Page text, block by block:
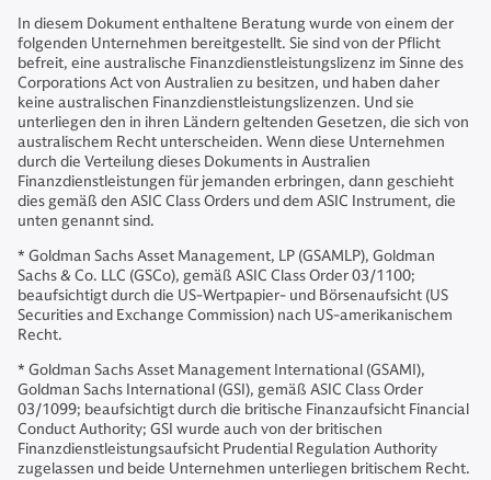
In diesem Dokument enthaltene Beratung wurde von einem der
folgenden Unternehmen bereitgestellt. Sie sind von der Pflicht
befreit, eine australische Finanzdienstleistungslizenz im Sinne des
Corporations Act von Australien zu besitzen, und haben daher
keine australischen Finanzdienstleistungslizenzen. Und sie
unterliegen den in ihren Ländern geltenden Gesetzen, die sich von
australischem Recht unterscheiden. Wenn diese Unternehmen
durch die Verteilung dieses Dokuments in Australien
Finanzdienstleistungen für jemanden erbringen, dann geschieht
dies gemäß den ASIC Class Orders und dem ASIC Instrument, die
unten genannt sind.
* Goldman Sachs Asset Management, LP (GSAMLP), Goldman
Sachs & Co. LLC (GSCo), gemäß ASIC Class Order 03/1100;
beaufsichtigt durch die US-Wertpapier- und Börsenaufsicht (US
Securities and Exchange Commission) nach US-amerikanischem
Recht.
* Goldman Sachs Asset Management International (GSAMI),
Goldman Sachs International (GSI), gemäß ASIC Class Order
03/1099; beaufsichtigt durch die britische Finanzaufsicht Financial
Conduct Authority; GSI wurde auch von der britischen
Finanzdienstleistungsaufsicht Prudential Regulation Authority
zugelassen und beide Unternehmen unterliegen britischem Recht.